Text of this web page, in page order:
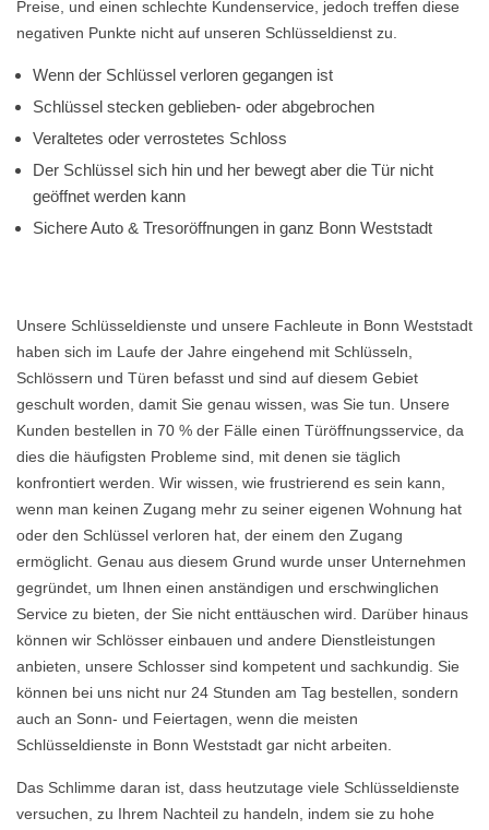
Preise, und einen schlechte Kundenservice, jedoch treffen diese
negativen Punkte nicht auf unseren Schlüsseldienst zu.
Wenn der Schlüssel verloren gegangen ist
Schlüssel stecken geblieben- oder abgebrochen
Veraltetes oder verrostetes Schloss
Der Schlüssel sich hin und her bewegt aber die Tür nicht
geöffnet werden kann
Sichere Auto & Tresoröffnungen in ganz Bonn Weststadt
Unsere Schlüsseldienste und unsere Fachleute in Bonn Weststadt
haben sich im Laufe der Jahre eingehend mit Schlüsseln,
Schlössern und Türen befasst und sind auf diesem Gebiet
geschult worden, damit Sie genau wissen, was Sie tun. Unsere
Kunden bestellen in 70 % der Fälle einen Türöffnungsservice, da
dies die häufigsten Probleme sind, mit denen sie täglich
konfrontiert werden. Wir wissen, wie frustrierend es sein kann,
wenn man keinen Zugang mehr zu seiner eigenen Wohnung hat
oder den Schlüssel verloren hat, der einem den Zugang
ermöglicht. Genau aus diesem Grund wurde unser Unternehmen
gegründet, um Ihnen einen anständigen und erschwinglichen
Service zu bieten, der Sie nicht enttäuschen wird. Darüber hinaus
können wir Schlösser einbauen und andere Dienstleistungen
anbieten, unsere Schlosser sind kompetent und sachkundig. Sie
können bei uns nicht nur 24 Stunden am Tag bestellen, sondern
auch an Sonn- und Feiertagen, wenn die meisten
Schlüsseldienste in Bonn Weststadt gar nicht arbeiten.
Das Schlimme daran ist, dass heutzutage viele Schlüsseldienste
versuchen, zu Ihrem Nachteil zu handeln, indem sie zu hohe